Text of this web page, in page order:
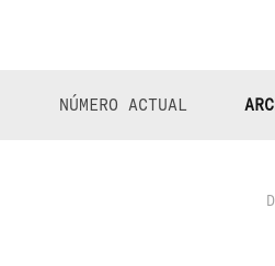
NÚMERO ACTUAL